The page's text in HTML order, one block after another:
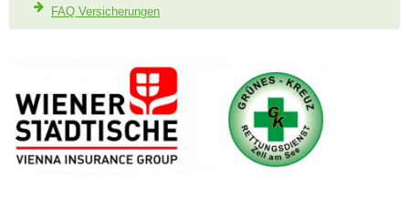
FAQ Versicherungen